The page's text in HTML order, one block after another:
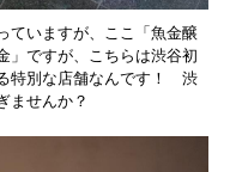
ていますが、ここ「魚金醸
」ですが、こちらは渋谷初
特別な店舗なんです！ 渋
ませんか？